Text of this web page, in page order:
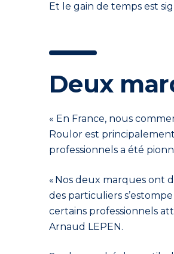
Et le gain de temps est
Deux
« En France, nous
Roulor est
professionnels a été
« Nos deux marques ont
des particuliers
certains professionnels
Arnaud LEPEN.